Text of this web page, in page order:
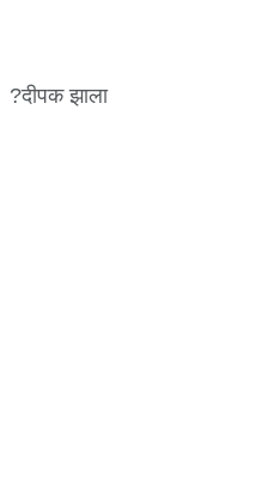
?️दीपक झाला